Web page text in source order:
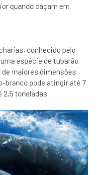
quando caçam em
conhecido pelo
espécie de tubarão
maiores dimensões
branco pode atingir até 7
toneladas.